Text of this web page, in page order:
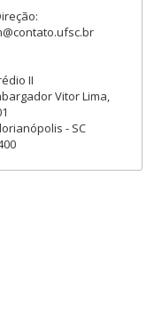
II
Vitor Lima,
- SC